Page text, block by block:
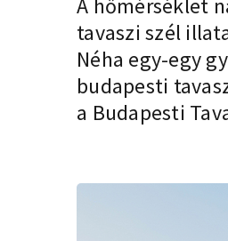
A hőmérséklet
tavaszi szél
Néha egy-egy
budapesti
a Budapesti